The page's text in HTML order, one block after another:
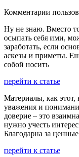
Комментарии
Ну не знаю. Вместо
осыпать себя ими,
заработать, если
аскезы и приметы.
собой носить
перейти к статье
Материалы, как
уважения и
доверие – это
нужно учесть
Благодарна за
перейти к статье